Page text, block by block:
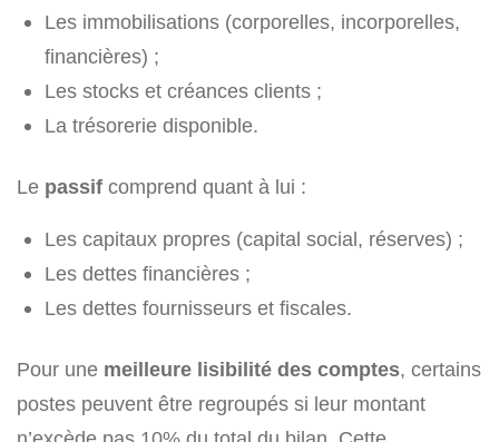
Les immobilisations (corporelles, incorporelles,
financières) ;
Les stocks et créances clients ;
La trésorerie disponible.
Le passif comprend quant à lui :
Les capitaux propres (capital social, réserves) ;
Les dettes financières ;
Les dettes fournisseurs et fiscales.
Pour une meilleure lisibilité des comptes, certains
postes peuvent être regroupés si leur montant